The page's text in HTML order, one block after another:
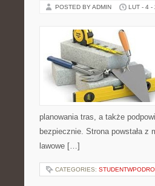
POSTED BY ADMIN LUT - 4 -
planowania tras, a także
bezpiecznie. Strona powstała
lawowe […]
CATEGORIES: